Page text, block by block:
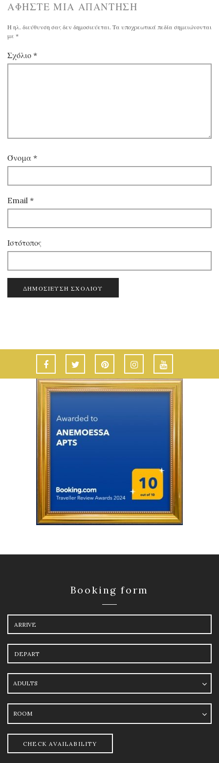
ΑΦΉΣΤΕ ΜΙΑ ΑΠΆΝΤΗΣΗ
Η ηλ. διεύθυνση σας δεν δημοσιεύεται. Τα υποχρεωτικά πεδία σημειώνονται
με *
Σχόλιο *
Όνομα *
Email *
Ιστότοπος
Booking form
Arrival
Departure
Adults
Room
CHECK AVAILABILITY